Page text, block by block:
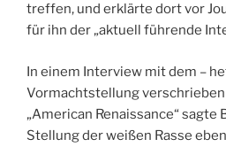
treffen, und erklärte dort vor
für ihn der „aktuell führende
In einem Interview mit dem –
Vormachtstellung verschrieben
„American Renaissance“ sagte
Stellung der weißen Rasse